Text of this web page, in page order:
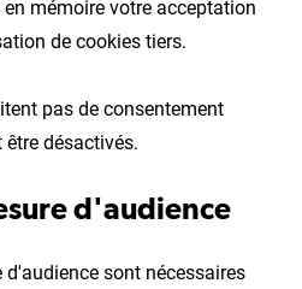
mémoire votre acceptation
de cookies tiers.
pas de consentement
être désactivés.
d'audience
d'audience sont nécessaires